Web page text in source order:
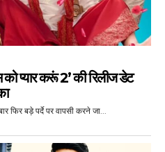
प्यार करूं 2’ की रिलीज डेट
बड़े पर्दे पर वापसी करने जा...